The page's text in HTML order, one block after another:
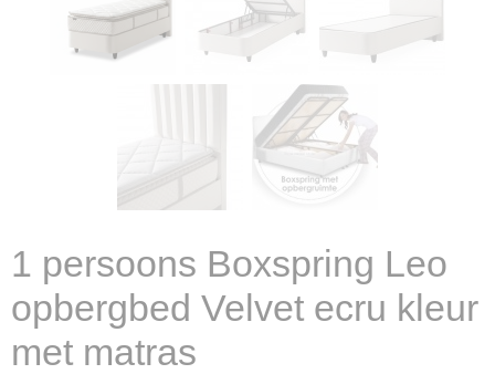
1 persoons Boxspring Leo
opbergbed Velvet ecru kleur
met matras